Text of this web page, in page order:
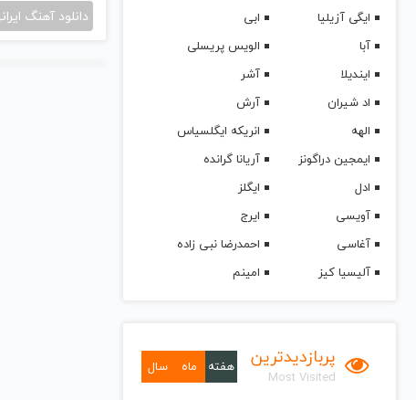
ایگی آزیلیا
ابی
آبا
الویس پریسلی
ایندیلا
آشر
اد شیران
آرش
الهه
انریکه ایگلسیاس
ایمجین دراگونز
آریانا گرانده
ادل
ایگلز
آویسی
ایرج
آغاسی
احمدرضا نبی زاده
آلیسیا کیز
امینم
پربازدیدترین
Most Visited
هفته ماه سال
دانلود آهنگ